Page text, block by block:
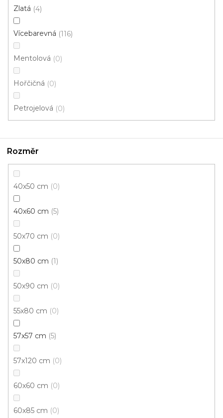
Zlatá 4
Vícebarevná 116
Mentolová 0
Hořčičná 0
Petrojelová 0
Rozměr
40x50 cm 0
40x60 cm 5
50x70 cm 0
50x80 cm 1
50x90 cm 0
55x80 cm 0
57x57 cm 5
57x120 cm 0
60x60 cm 0
60x85 cm 0
Skladem, ihned k odeslání
499 Kč
80x150 cm